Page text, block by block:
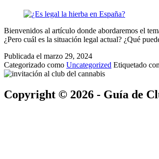
Bienvenidos al artículo donde abordaremos el
¿Pero cuál es la situación legal actual? ¿Qué
Publicada el marzo 29, 2024
Categorizado como Uncategorized Etiquetado
Copyright © 2026 - Guía de